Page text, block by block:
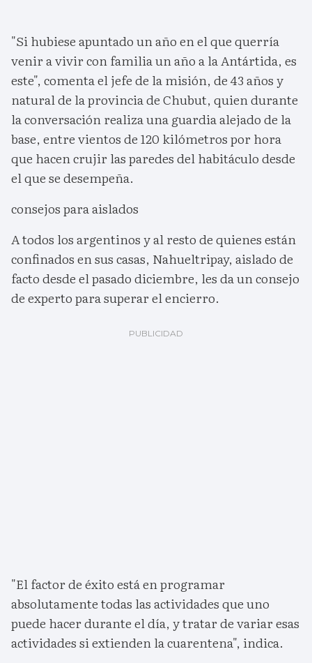
"Si hubiese apuntado un año en el que querría
venir a vivir con familia un año a la Antártida, es
este", comenta el jefe de la misión, de 43 años y
natural de la provincia de Chubut, quien durante
la conversación realiza una guardia alejado de la
base, entre vientos de 120 kilómetros por hora
que hacen crujir las paredes del habitáculo desde
el que se desempeña.
consejos para aislados
A todos los argentinos y al resto de quienes están
confinados en sus casas, Nahueltripay, aislado de
facto desde el pasado diciembre, les da un consejo
de experto para superar el encierro.
"El factor de éxito está en programar
absolutamente todas las actividades que uno
puede hacer durante el día, y tratar de variar esas
actividades si extienden la cuarentena", indica.